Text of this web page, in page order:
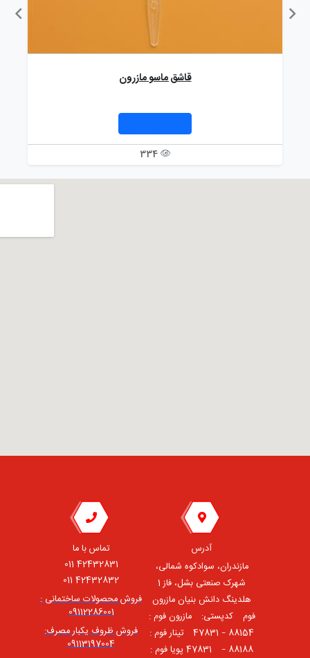
قاشق ماسو مازرون
آدرس
مازندران، سوادکوه شمالی،
شهرک صنعتی بشل، فاز 1
هلدینگ دانش بنیان مازرون
فوم ⠀کدپستی: ⠀مازرون فوم :
88154 – 47831 ⠀تینار فوم :
88188 – 47831⠀ پویا فوم :
تماس با ما
42432831 011
42432832 011
فروش محصولات ساختمانی :
09112286001
فروش ظروف یکبار مصرف:
09113197004